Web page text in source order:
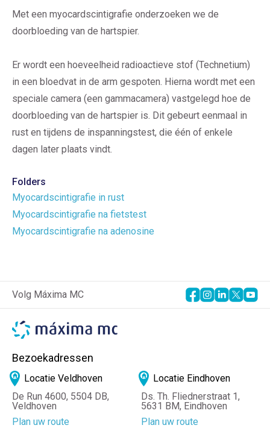
Met een myocardscintigrafie onderzoeken we de
doorbloeding van de hartspier.
Er wordt een hoeveelheid radioactieve stof (Technetium)
in een bloedvat in de arm gespoten. Hierna wordt met een
speciale camera (een gammacamera) vastgelegd hoe de
doorbloeding van de hartspier is. Dit gebeurt eenmaal in
rust en tijdens de inspanningstest, die één of enkele
dagen later plaats vindt.
Folders
Myocardscintigrafie in rust
Myocardscintigrafie na fietstest
Myocardscintigrafie na adenosine
Bezoekadressen
Locatie Veldhoven
De Run 4600, 5504 DB,
Veldhoven
Plan uw route
Locatie Eindhoven
Ds. Th. Fliednerstraat 1,
5631 BM, Eindhoven
Plan uw route
Volg Máxima MC